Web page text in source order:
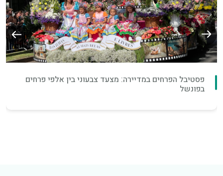
פסטיבל הפרחים במדיירה: מצעד צבעוני בין אלפי פרחים
בפונשל